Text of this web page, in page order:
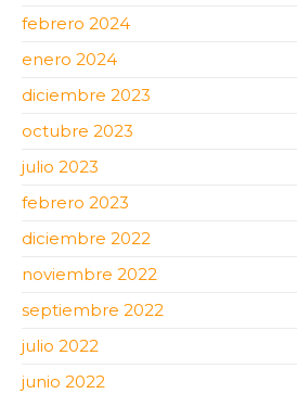
febrero 2024
enero 2024
diciembre 2023
octubre 2023
julio 2023
febrero 2023
diciembre 2022
noviembre 2022
septiembre 2022
julio 2022
junio 2022